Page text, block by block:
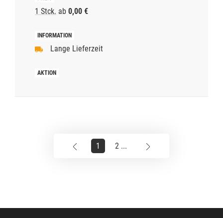
1 Stck. ab 0,00 €
Lange Lieferzeit
1 2 ...